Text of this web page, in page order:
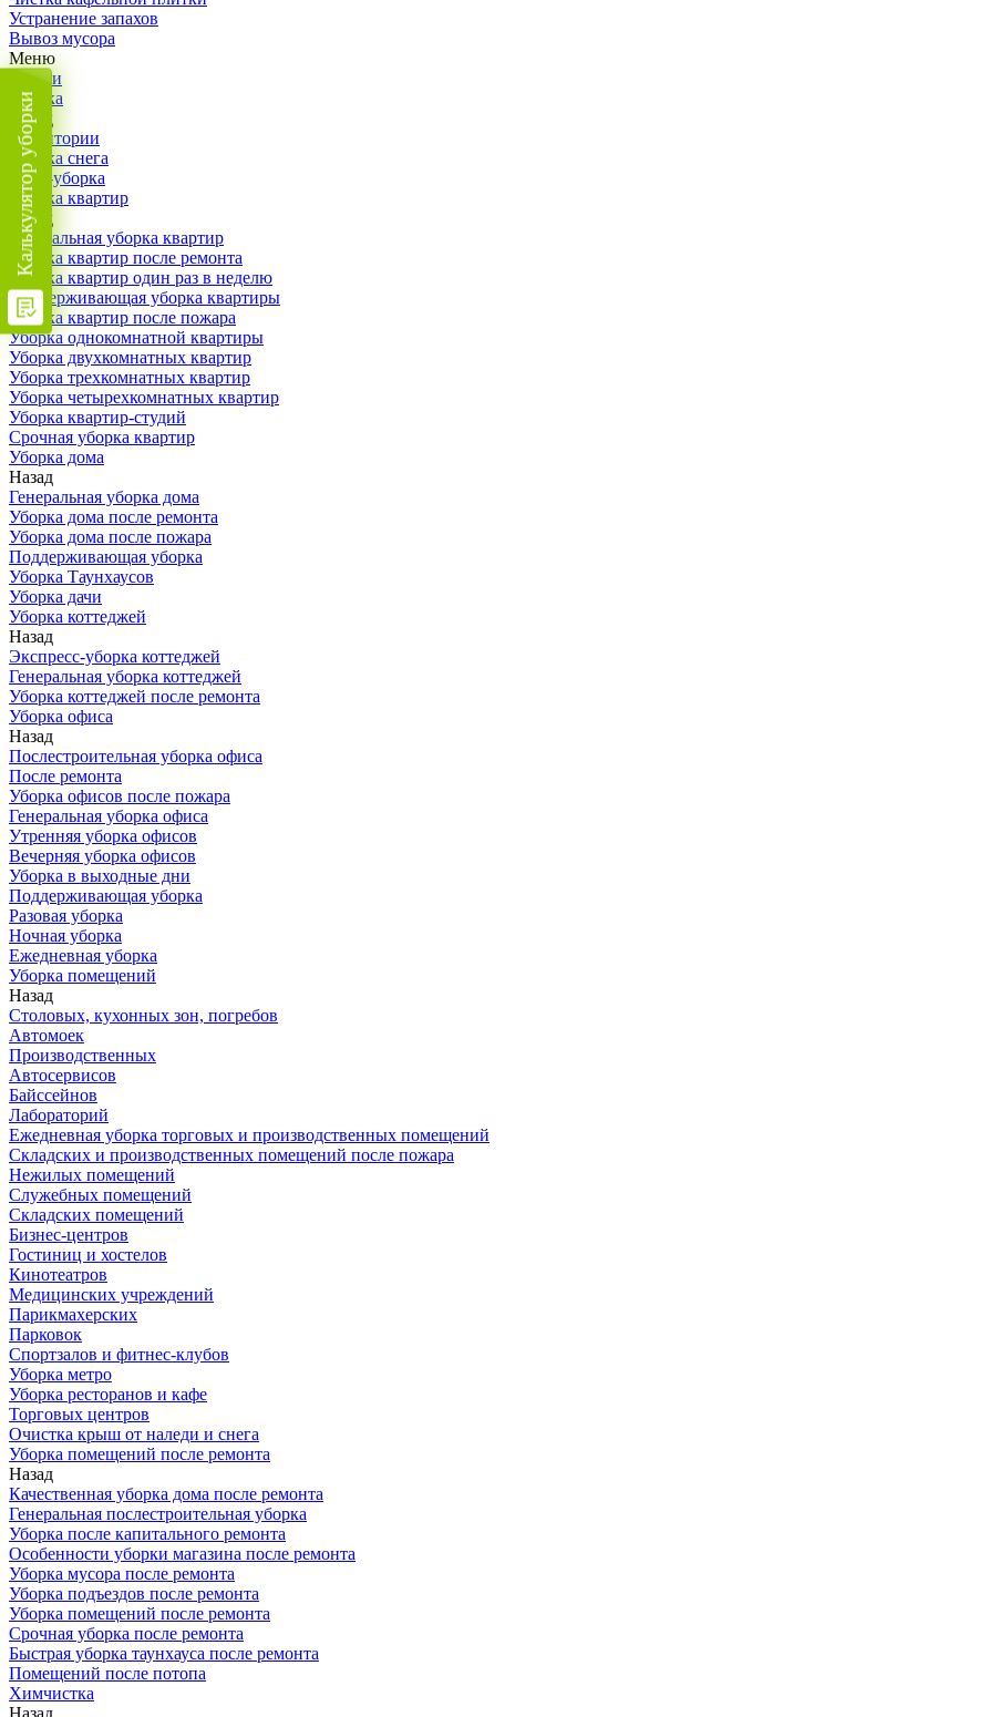
Устранение запахов
Вывоз мусора
Меню
Услуги
Уборка
Назад
Территории
Уборка снега
ВИП-уборка
Уборка квартир
Назад
Генеральная уборка квартир
Уборка квартир после ремонта
Уборка квартир один раз в неделю
Поддерживающая уборка квартиры
Уборка квартир после пожара
Уборка однокомнатной квартиры
Уборка двухкомнатных квартир
Уборка трехкомнатных квартир
Уборка четырехкомнатных квартир
Уборка квартир-студий
Срочная уборка квартир
Уборка дома
Назад
Генеральная уборка дома
Уборка дома после ремонта
Уборка дома после пожара
Поддерживающая уборка
Уборка Таунхаусов
Уборка дачи
Уборка коттеджей
Назад
Экспресс-уборка коттеджей
Генеральная уборка коттеджей
Уборка коттеджей после ремонта
Уборка офиса
Назад
Послестроительная уборка офиса
После ремонта
Уборка офисов после пожара
Генеральная уборка офиса
Утренняя уборка офисов
Вечерняя уборка офисов
Уборка в выходные дни
Поддерживающая уборка
Разовая уборка
Ночная уборка
Ежедневная уборка
Уборка помещений
Назад
Столовых, кухонных зон, погребов
Автомоек
Производственных
Автосервисов
Байссейнов
Лабораторий
Ежедневная уборка торговых и производственных помещений
Складских и производственных помещений после пожара
Нежилых помещений
Служебных помещений
Складских помещений
Бизнес-центров
Гостиниц и хостелов
Кинотеатров
Медицинских учреждений
Парикмахерских
Парковок
Спортзалов и фитнес-клубов
Уборка метро
Уборка ресторанов и кафе
Торговых центров
Очистка крыш от наледи и снега
Уборка помещений после ремонта
Назад
Качественная уборка дома после ремонта
Генеральная послестроительная уборка
Уборка после капитального ремонта
Особенности уборки магазина после ремонта
Уборка мусора после ремонта
Уборка подъездов после ремонта
Уборка помещений после ремонта
Срочная уборка после ремонта
Быстрая уборка таунхауса после ремонта
Помещений после потопа
Химчистка
Назад
Калькулятор уборки